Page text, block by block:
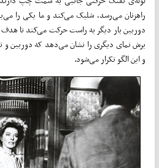
راهزنان می‌رسد، شلیک می‌کند و ما یکی را
دوربین بار دیگر به راست حرکت می‌کند تا هدف
برش نمای دیگری را نشان می‌دهد که دوربین و
و این الگو تکرار می‌شود.